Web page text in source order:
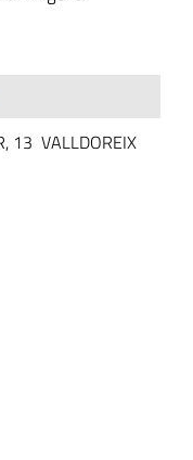
13 VALLDOREIX